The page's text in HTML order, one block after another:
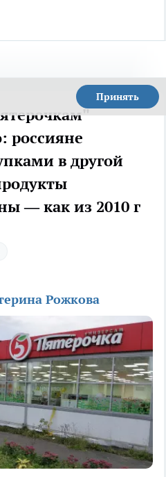
Принять
россияне
в другой
— как из 2010 г
Рожкова